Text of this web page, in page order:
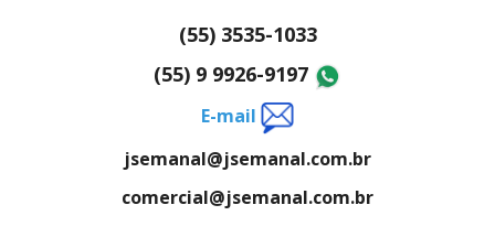
(55) 3535-1033
(55) 9 9926-9197
E-mail
jsemanal@jsemanal.com.br
comercial@jsemanal.com.br